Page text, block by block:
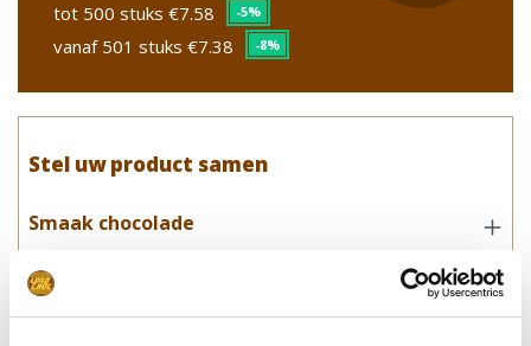
tot 500 stuks €7.58 -5%
vanaf 501 stuks €7.38 -8%
Stel uw product samen
Smaak chocolade
Wilt u een boodschap of logo bij de
letter